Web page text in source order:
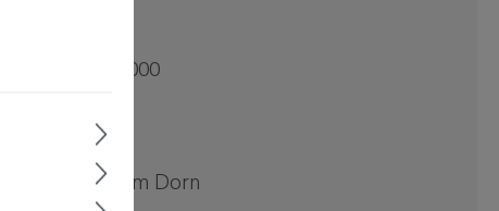
291-9005.00-00000
Doppelbart 3mm Dorn